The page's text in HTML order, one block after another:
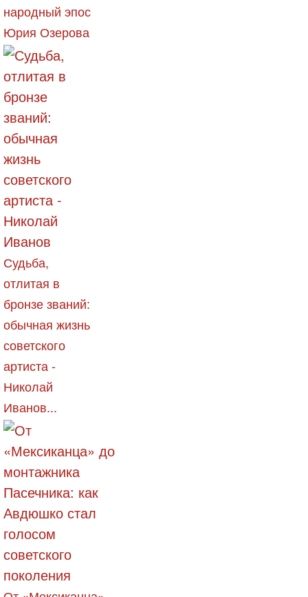
народный эпос
Юрия Озерова
Судьба,
отлитая в
бронзе званий:
обычная жизнь
советского
артиста -
Николай
Иванов...